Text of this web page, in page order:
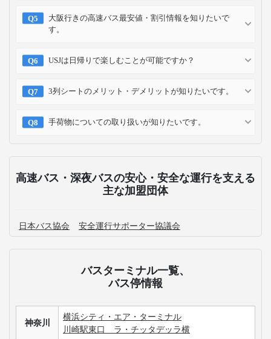
大阪行きの高速バス最安値・割引情報を知りたいで
す。
USJは日帰りで楽しむことが可能ですか？
3列シートのメリット・デメリットが知りたいです。
手荷物についての取り扱いが知りたいです。
高速バス・深夜バスの安心・安全な運行を支える
主な加盟団体
日本バス協会 安全運行サポーター協議会
バスターミナル一覧、
バス停情報
神奈川
横浜シティ・エア・ターミナル
川崎駅東口 ラ・チッタデッラ横